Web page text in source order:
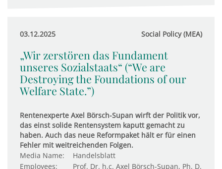
03.12.2025 Social Policy (MEA)
„Wir zerstören das Fundament
unseres Sozialstaats“ (“We are
Destroying the Foundations of our
Welfare State.”)
Rentenexperte Axel Börsch-Supan wirft der Politik vor,
das einst solide Rentensystem kaputt gemacht zu
haben. Auch das neue Reformpaket hält er für einen
Fehler mit weitreichenden Folgen.
Media Name:
Handelsblatt
Employees:
Prof. Dr. h.c. Axel Börsch-Supan, Ph. D.